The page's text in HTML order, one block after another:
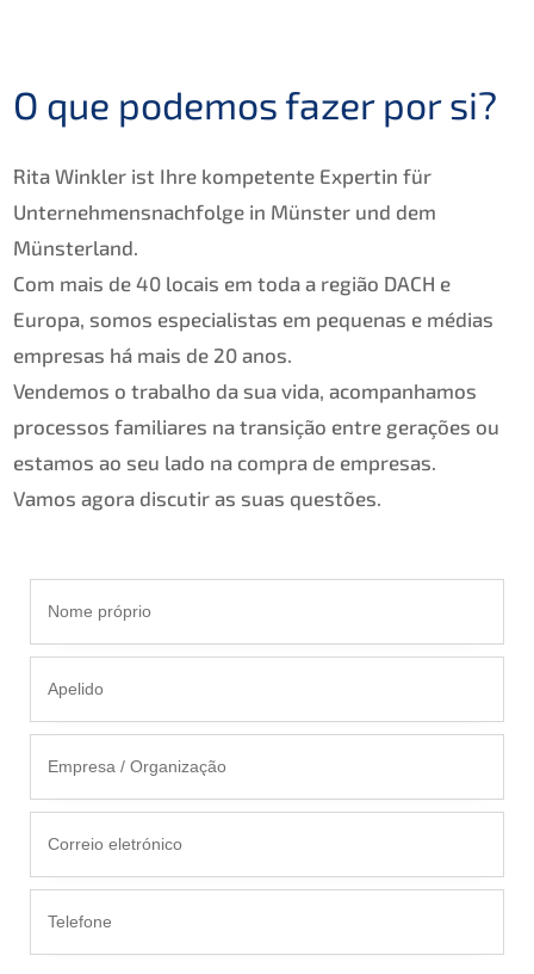
O que podemos fazer por si?
Rita Winkler ist Ihre kompetente Expertin für
Unternehmensnachfolge in Münster und dem
Münsterland.
Com mais de 40 locais em toda a região DACH e
Europa, somos especialistas em pequenas e médias
empresas há mais de 20 anos.
Vendemos o trabalho da sua vida, acompanhamos
processos familiares na transição entre gerações ou
estamos ao seu lado na compra de empresas.
Vamos agora discutir as suas questões.